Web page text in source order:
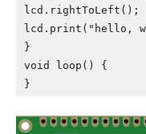
lcd.rightToLeft();
lcd.print("hello,
}
void loop() {
}